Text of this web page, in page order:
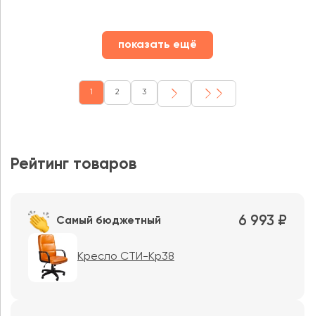
показать ещё
1 2 3
Рейтинг товаров
Самый бюджетный 6 993 ₽
Кресло СТИ-Кр38